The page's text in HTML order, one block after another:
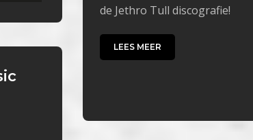
de Jethro Tull discografie!
LEES MEER